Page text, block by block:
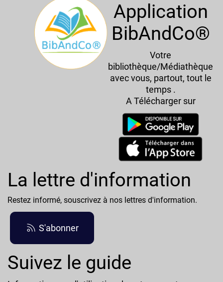
Application
BibAndCo®
Votre
bibliothèque/Médiathèque
avec vous, partout, tout le
temps .
A Télécharger sur
La lettre d'information
Restez informé, souscrivez à nos lettres d'information.
S'abonner
Suivez le guide